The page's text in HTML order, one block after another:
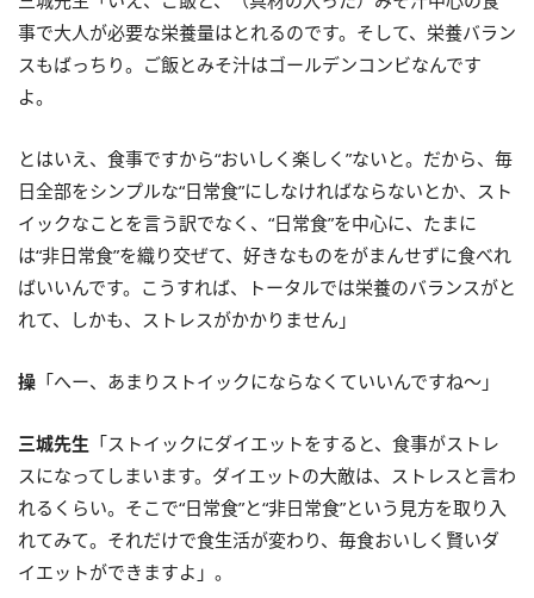
事で大人が必要な栄養量はとれるのです。そして、栄養バラン
スもばっちり。ご飯とみそ汁はゴールデンコンビなんです
よ。
とはいえ、食事ですから“おいしく楽しく”ないと。だから、毎
日全部をシンプルな“日常食”にしなければならないとか、スト
イックなことを言う訳でなく、“日常食”を中心に、たまに
は“非日常食”を織り交ぜて、好きなものをがまんせずに食べれ
ばいいんです。こうすれば、トータルでは栄養のバランスがと
れて、しかも、ストレスがかかりません」
操 「へー、あまりストイックにならなくていいんですね～」
三城先生 「ストイックにダイエットをすると、食事がストレ
スになってしまいます。ダイエットの大敵は、ストレスと言わ
れるくらい。そこで“日常食”と“非日常食”という見方を取り入
れてみて。それだけで食生活が変わり、毎食おいしく賢いダ
イエットができますよ」。